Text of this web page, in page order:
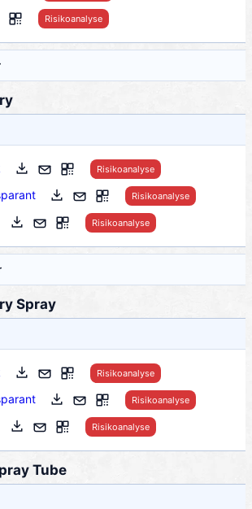
Risikoanalyse
Risikoanalyse
Risikoanalyse
Risikoanalyse
Spray
Risikoanalyse
Risikoanalyse
Risikoanalyse
Tube